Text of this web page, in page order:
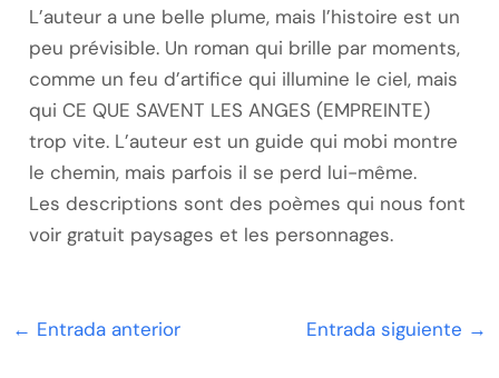
L’auteur a une belle plume, mais l’histoire est un
peu prévisible. Un roman qui brille par moments,
comme un feu d’artifice qui illumine le ciel, mais
qui CE QUE SAVENT LES ANGES (EMPREINTE)
trop vite. L’auteur est un guide qui mobi montre
le chemin, mais parfois il se perd lui-même.
Les descriptions sont des poèmes qui nous font
voir gratuit paysages et les personnages.
← Entrada anterior Entrada siguiente →